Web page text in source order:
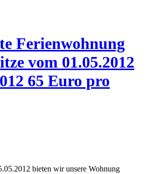
Ferienwohnung
vom 01.05.2012
65 Euro pro
bieten wir unsere Wohnung